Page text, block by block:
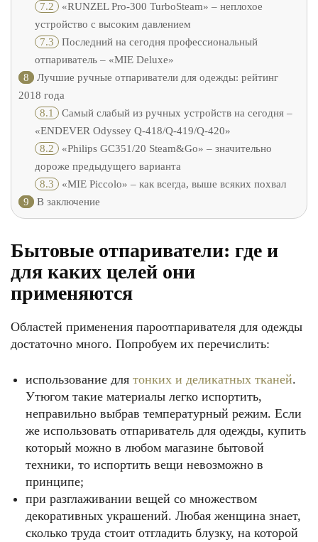
7.2 «RUNZEL Pro-300 TurboSteam» – неплохое
устройство с высоким давлением
7.3 Последний на сегодня профессиональный
отпариватель – «MIE Deluxe»
8
Лучшие ручные отпариватели для одежды: рейтинг
2018 года
8.1 Самый слабый из ручных устройств на сегодня –
«ENDEVER Odyssey Q-418/Q-419/Q-420»
8.2 «Philips GC351/20 Steam&Go» – значительно
дороже предыдущего варианта
8.3 «MIE Piccolo» – как всегда, выше всяких похвал
9
В заключение
Бытовые отпариватели: где и
для каких целей они
применяются
Областей применения пароотпаривателя для одежды
достаточно много. Попробуем их перечислить:
использование для тонких и деликатных тканей.
Утюгом такие материалы легко испортить,
неправильно выбрав температурный режим. Если
же использовать отпариватель для одежды, купить
который можно в любом магазине бытовой
техники, то испортить вещи невозможно в
принципе;
при разглаживании вещей со множеством
декоративных украшений. Любая женщина знает,
сколько труда стоит отгладить блузку, на которой